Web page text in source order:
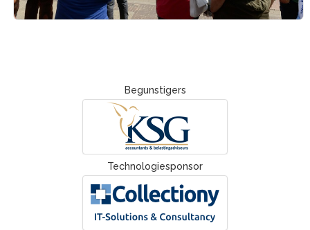
Begunstigers
Technologiesponsor